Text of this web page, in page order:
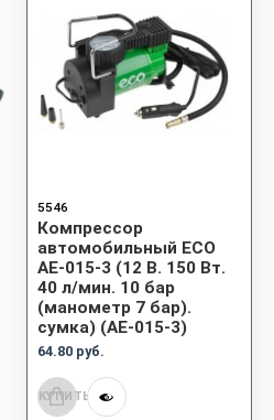
5546
Компрессор
автомобильный ECO
AE-015-3 (12 В. 150 Вт.
40 л/мин. 10 бар
(манометр 7 бар).
сумка) (AE-015-3)
64.80 руб.
КУПИТЬ